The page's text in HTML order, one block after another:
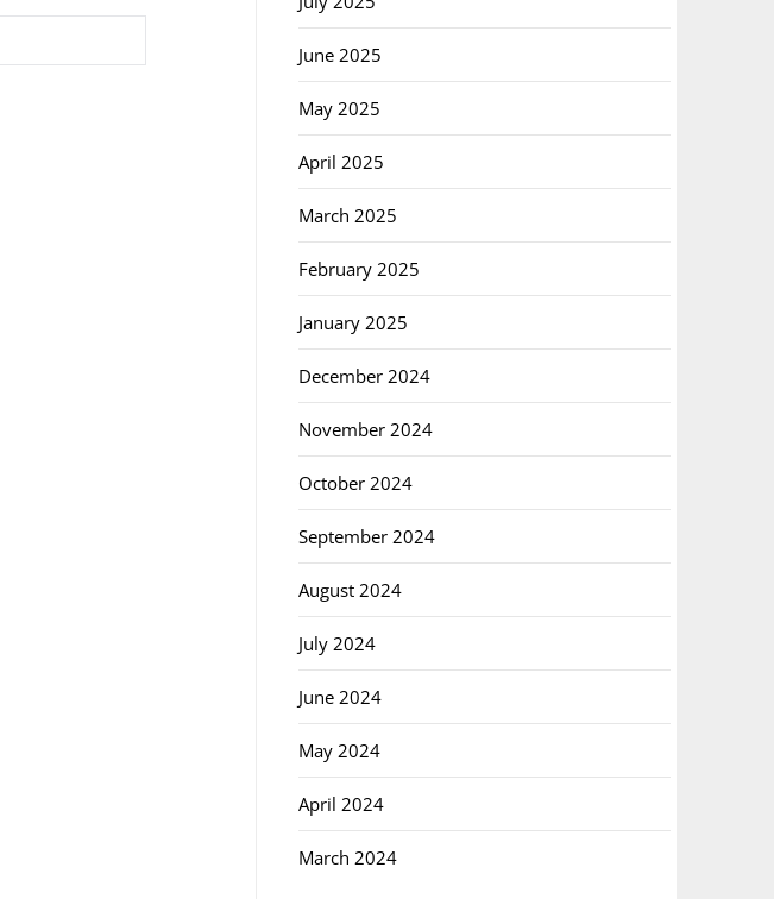
June 2025
May 2025
April 2025
March 2025
February 2025
January 2025
December 2024
November 2024
October 2024
September 2024
August 2024
July 2024
June 2024
May 2024
April 2024
March 2024